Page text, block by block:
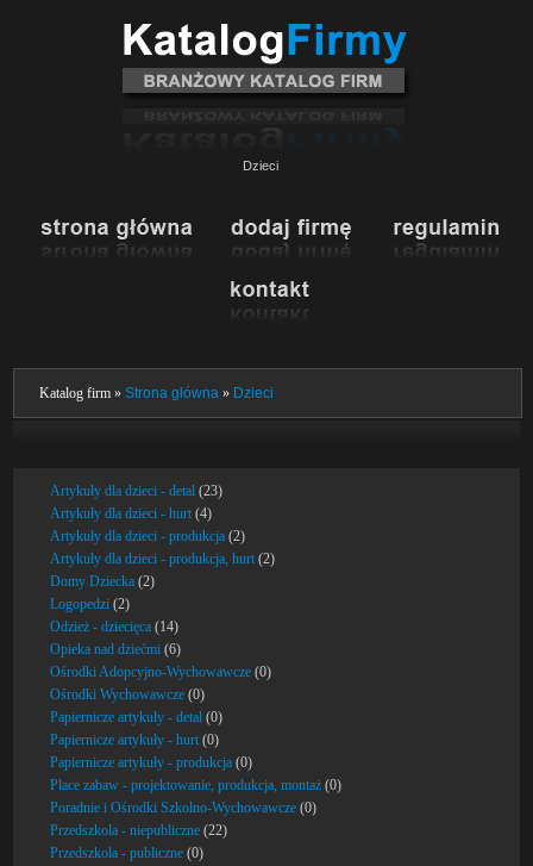
Dzieci
Katalog firm »Strona główna » Dzieci
Artykuły dla dzieci - detal (23)
Artykuły dla dzieci - hurt (4)
Artykuły dla dzieci - produkcja (2)
Artykuły dla dzieci - produkcja, hurt (2)
Domy Dziecka (2)
Logopedzi (2)
Odzież - dziecięca (14)
Opieka nad dziećmi (6)
Ośrodki Adopcyjno-Wychowawcze (0)
Ośrodki Wychowawcze (0)
Papiernicze artykuły - detal (0)
Papiernicze artykuły - hurt (0)
Papiernicze artykuły - produkcja (0)
Place zabaw - projektowanie, produkcja, montaż (0)
Poradnie i Ośrodki Szkolno-Wychowawcze (0)
Przedszkola - niepubliczne (22)
Przedszkola - publiczne (0)